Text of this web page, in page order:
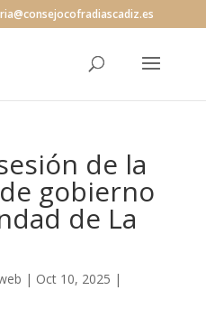
de la
gobierno
de La
| Oct 10, 2025 |